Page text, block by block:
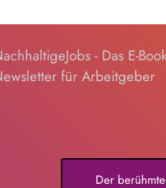
- Das E-
für Arbeitgeber
Der